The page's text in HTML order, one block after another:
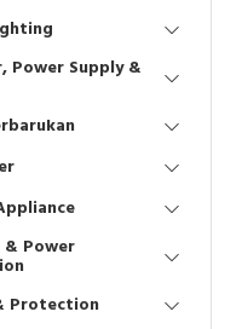
Power Supply &
Power
Protection